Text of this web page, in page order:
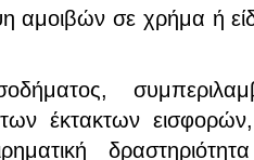
σε χρήμα ή
έκτακτων